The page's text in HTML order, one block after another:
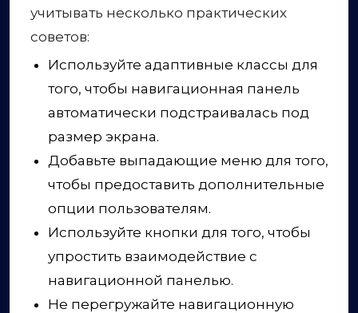
учитывать несколько практических
советов:
Используйте адаптивные классы для
того, чтобы навигационная панель
автоматически подстраивалась под
размер экрана.
Добавьте выпадающие меню для того,
чтобы предоставить дополнительные
опции пользователям.
Используйте кнопки для того, чтобы
упростить взаимодействие с
навигационной панелью.
Не перегружайте навигационную